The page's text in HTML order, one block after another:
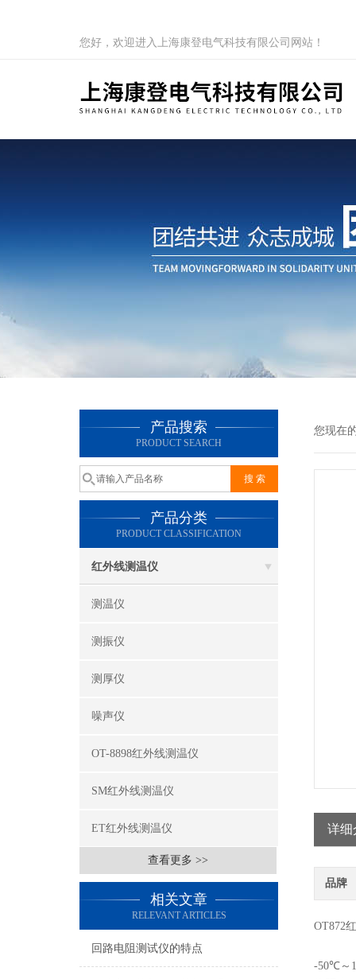
您好，欢迎进入上海康登电气科技有限公司网站！
产品搜索
PRODUCT SEARCH
产品分类
PRODUCT CLASSIFICATION
红外线测温仪
测温仪
测振仪
测厚仪
噪声仪
OT-8898红外线测温仪
SM红外线测温仪
ET红外线测温仪
查看更多 >>
相关文章
RELEVANT ARTICLES
回路电阻测试仪的特点
您现在
详细
品牌
OT872
-50℃～